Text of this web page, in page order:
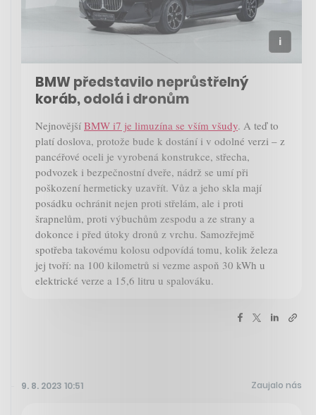
BMW představilo neprůstřelný
koráb, odolá i dronům
Nejnovější BMW i7 je limuzína se vším všudy. A teď to
platí doslova, protože bude k dostání i v odolné verzi – z
pancéřové oceli je vyrobená konstrukce, střecha,
podvozek i bezpečnostní dveře, nádrž se umí při
poškození hermeticky uzavřít. Vůz a jeho skla mají
posádku ochránit nejen proti střelám, ale i proti
šrapnelům, proti výbuchům zespodu a ze strany a
dokonce i před útoky dronů z vrchu. Samozřejmě
spotřeba takovému kolosu odpovídá tomu, kolik železa
jej tvoří: na 100 kilometrů si vezme aspoň 30 kWh u
elektrické verze a 15,6 litru u spalováku.
9. 8. 2023 10:51 Zaujalo nás